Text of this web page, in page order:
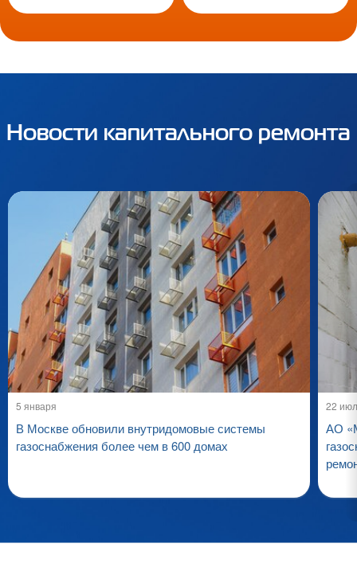
Новости капитального ремонта
5 января
В Москве обновили внутридомовые системы
газоснабжения более чем в 600 домах
22
АО